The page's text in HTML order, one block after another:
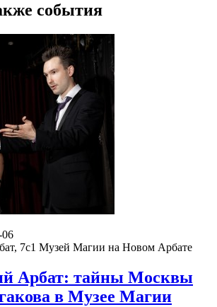
события
06
7с1 Музей Магии на Новом Арбате
Арбат: тайны Москвы
в Музее Магии